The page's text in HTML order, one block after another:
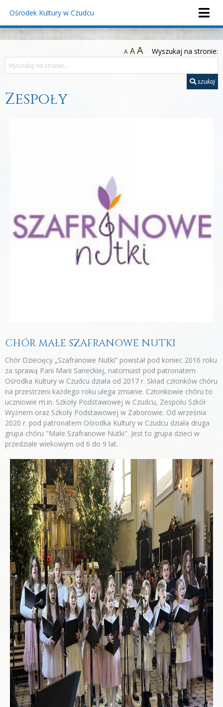
Ośrodek Kultury w Czudcu
A AA Wyszukaj na stronie:
szukaj
Zespoły
CHÓR MAŁE SZAFRANOWE NUTKI
Chór Dziecięcy „Szafranowe Nutki” powstał pod koniec 2016 roku
za sprawą Pani Marii Saneckiej, natomiast pod patronatem
Ośrodka Kultury w Czudcu działa od 2017 r. Skład członków chóru
na przestrzeni każdego roku ulega zmianie. Członkowie chóru to
uczniowie m.in. Szkoły Podstawowej w Czudcu, Zespołu Szkół
Wyżnem oraz Szkoły Podstawowej w Zaborowie. Od września
2020 r. pod patronatem Ośrodka Kultury w Czudcu działa druga
grupa chóru "Małe Szafranowe Nutki". Jest to grupa dzieci w
przedziale wiekowym od 6 do 9 lat.